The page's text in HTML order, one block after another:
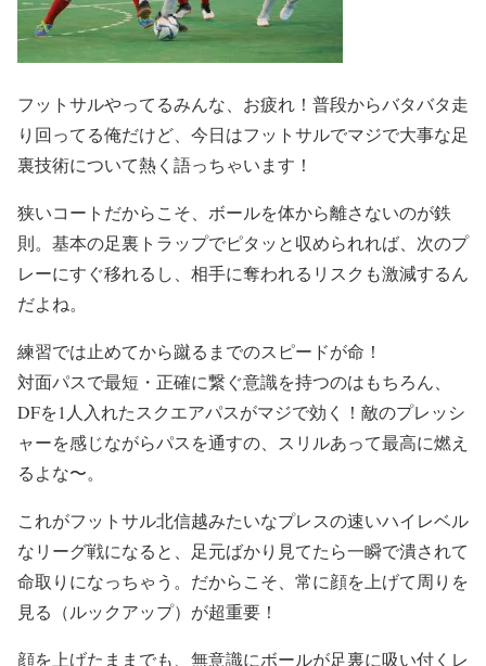
フットサルやってるみんな、お疲れ！普段からバタバタ走
り回ってる俺だけど、今日はフットサルでマジで大事な足
裏技術について熱く語っちゃいます！
狭いコートだからこそ、ボールを体から離さないのが鉄
則。基本の足裏トラップでピタッと収められれば、次のプ
レーにすぐ移れるし、相手に奪われるリスクも激減するん
だよね。
練習では止めてから蹴るまでのスピードが命！
対面パスで最短・正確に繋ぐ意識を持つのはもちろん、
DFを1人入れたスクエアパスがマジで効く！敵のプレッシ
ャーを感じながらパスを通すの、スリルあって最高に燃え
るよな〜。
これがフットサル北信越みたいなプレスの速いハイレベル
なリーグ戦になると、足元ばかり見てたら一瞬で潰されて
命取りになっちゃう。だからこそ、常に顔を上げて周りを
見る（ルックアップ）が超重要！
顔を上げたままでも、無意識にボールが足裏に吸い付くレ